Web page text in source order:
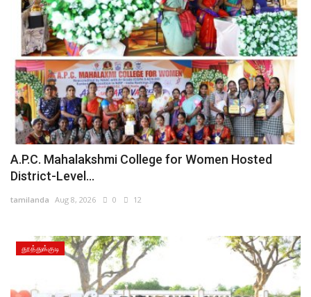
A.P.C. Mahalakshmi College for Women Hosted
District-Level...
tamilanda Aug 8, 2026 0 12
தூத்துக்குடி